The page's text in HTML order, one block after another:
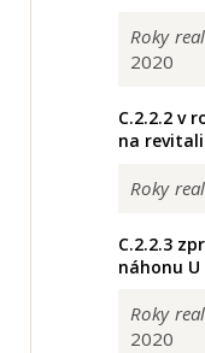
Roky
2020
C.2.2.2 v
na
Roky
C.2.2.3
náhonu U
Roky
2020